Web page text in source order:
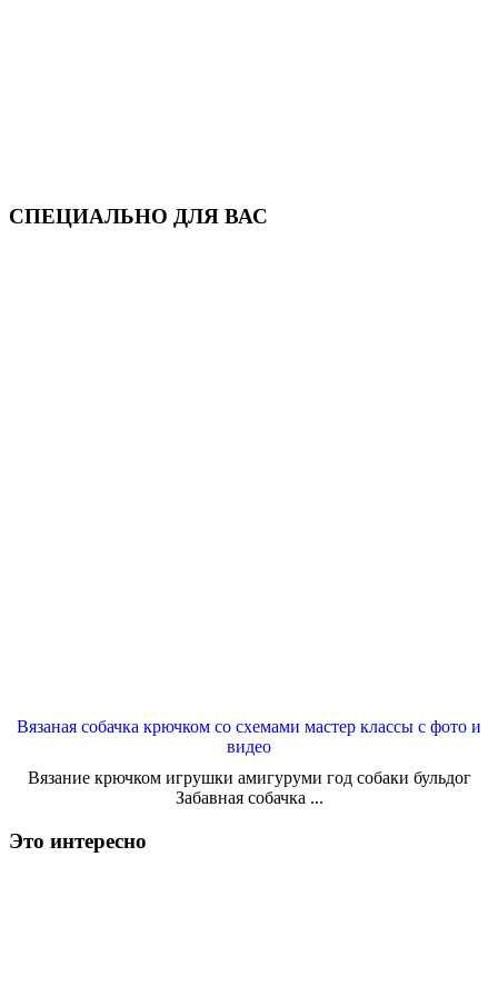
СПЕЦИАЛЬНО ДЛЯ ВАС
Вязаная собачка крючком со схемами мастер классы с фото и
видео
Вязание крючком игрушки амигуруми год собаки бульдог
Забавная собачка ...
Это интересно